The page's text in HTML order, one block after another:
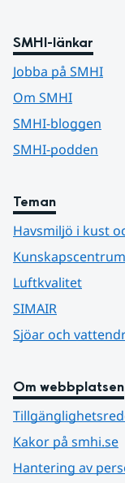
SMHI-länkar
Jobba på SMHI
Om SMHI
SMHI-bloggen
SMHI-podden
Teman
Havsmiljö i kust
Luftkvalitet
SIMAIR
Sjöar och
Om webbplatsen
Kakor på smhi.se
Hantering av